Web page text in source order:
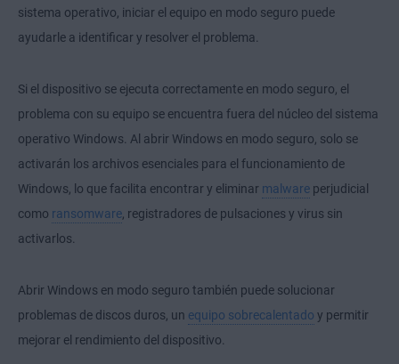
sistema operativo, iniciar el equipo en modo seguro puede
ayudarle a identificar y resolver el problema.
Si el dispositivo se ejecuta correctamente en modo seguro, el
problema con su equipo se encuentra fuera del núcleo del sistema
operativo Windows. Al abrir Windows en modo seguro, solo se
activarán los archivos esenciales para el funcionamiento de
Windows, lo que facilita encontrar y eliminar malware perjudicial
como ransomware, registradores de pulsaciones y virus sin
activarlos.
Abrir Windows en modo seguro también puede solucionar
problemas de discos duros, un equipo sobrecalentado y permitir
mejorar el rendimiento del dispositivo.